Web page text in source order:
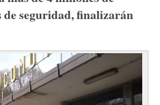
de seguridad, finalizarán